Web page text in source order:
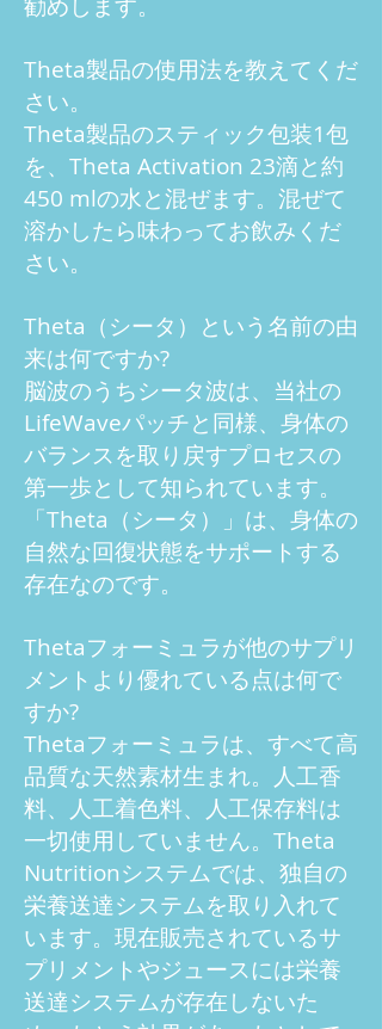
Theta製品の使用法を教えてくだ
さい。
Theta製品のスティック包装1包
を、Theta Activation 23滴と約
450 mlの水と混ぜます。混ぜて
溶かしたら味わってお飲みくだ
さい。
Theta（シータ）という名前の由
来は何ですか?
脳波のうちシータ波は、当社の
LifeWaveパッチと同様、身体の
バランスを取り戻すプロセスの
第一歩として知られています。
「Theta（シータ）」は、身体の
自然な回復状態をサポートする
存在なのです。
Thetaフォーミュラが他のサプリ
メントより優れている点は何で
すか?
Thetaフォーミュラは、すべて高
品質な天然素材生まれ。人工香
料、人工着色料、人工保存料は
一切使用していません。Theta
Nutritionシステムでは、独自の
栄養送達システムを取り入れて
います。現在販売されているサ
プリメントやジュースには栄養
送達システムが存在しないた